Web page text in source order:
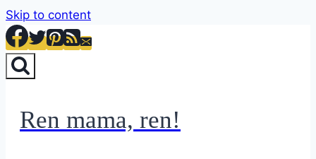
Skip to content
Ren mama, ren!